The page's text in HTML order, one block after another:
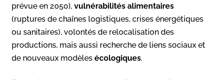
prévue en 2050), vulnérabilités alimentaires
(ruptures de chaînes logistiques, crises énergétiques
ou sanitaires), volontés de relocalisation des
productions, mais aussi recherche de liens sociaux et
de nouveaux modèles écologiques.